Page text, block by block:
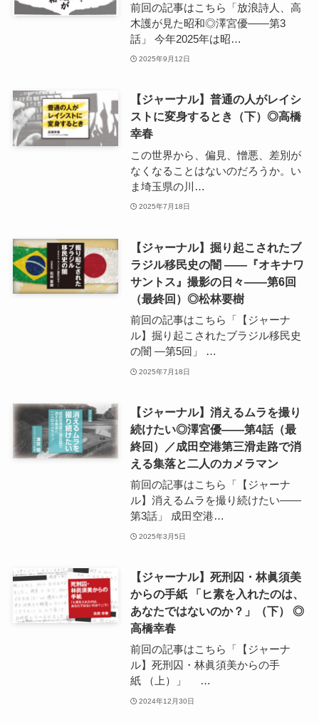
前回の記事はこちら「放浪詩人、高
木護が見た昭和◎澤宮優――第3
話」 今年2025年は昭…
2025年9月12日
【ジャーナル】普通の人がレイシ
ストに変身するとき（下）◎高橋
幸春
この世界から、偏見、憎悪、差別が
なくなることはないのだろうか。い
ま埼玉県の川…
2025年7月18日
【ジャーナル】掘り起こされたブ
ラジル移民史の闇 ――『オキナワ
サントス』撮影の日々――第6回
（最終回）◎松林要樹
前回の記事はこちら「【ジャーナ
ル】掘り起こされたブラジル移民史
の闇 ―第5回」 …
2025年7月18日
【ジャーナル】消えるムラを撮り
続けたい◎澤宮優――第4話（最
終回）／成田空港第三滑走路で消
える集落と二人のカメラマン
前回の記事はこちら「【ジャーナ
ル】消えるムラを撮り続けたい――
第3話」 成田空港…
2025年3月5日
【ジャーナル】死刑囚・林眞須美
からの手紙 「ヒ素を入れたのは、
あなたではないのか？」（下） ◎
高橋幸春
前回の記事はこちら「【ジャーナ
ル】死刑囚・林眞須美からの手
紙 （上）」 …
2024年12月30日